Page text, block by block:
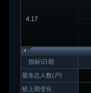
4.17
指标\日期
股东总人数(户)
较上期变化